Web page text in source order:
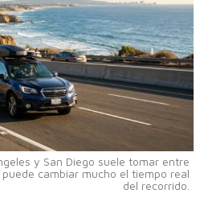
y San Diego suele tomar entre
cambiar mucho el tiempo real
del recorrido.